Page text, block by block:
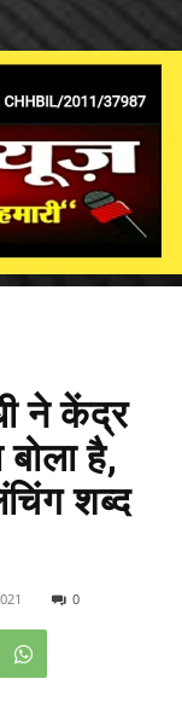
ने केंद्र
है,
शब्द
0